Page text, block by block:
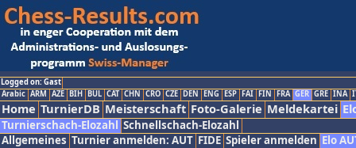
Logged on: Gast
Arabic ARM AZE BIH BUL CAT CHN CRO CZE DEN ENG ESP FAI FIN FRA GER GRE INA
Home TurnierDB Meisterschaft Foto-Galerie Meldekartei
Turnierschach-Elozahl Schnellschach-Elozahl
Allgemeines Turnier anmelden: AUT FIDE Spieler anmelden Elo